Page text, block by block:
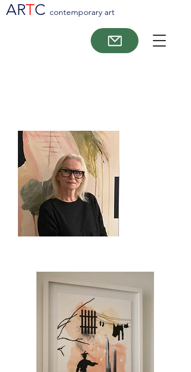
ARTC contemporary art